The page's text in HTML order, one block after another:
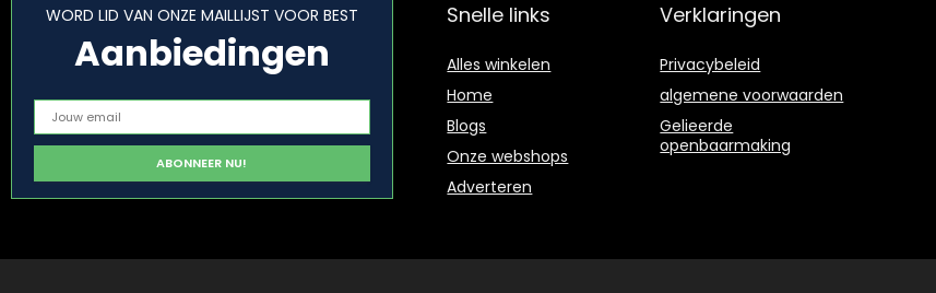
WORD LID VAN ONZE MAILLIJST VOOR BEST
Aanbiedingen
Snelle links
Alles winkelen
Home
Blogs
Onze webshops
Adverteren
Verklaringen
Privacybeleid
algemene voorwaarden
Gelieerde
openbaarmaking